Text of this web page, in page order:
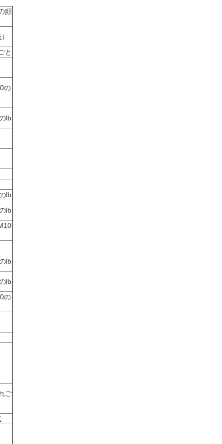
頻
と
の
lb
lb
lb
lb
lb
の
ご